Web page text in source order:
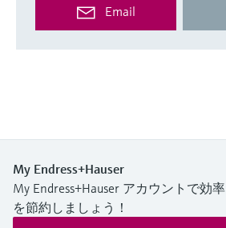
Email
My Endress+Hauser
My Endress+Hauser アカウントで効
を節約しましょう！